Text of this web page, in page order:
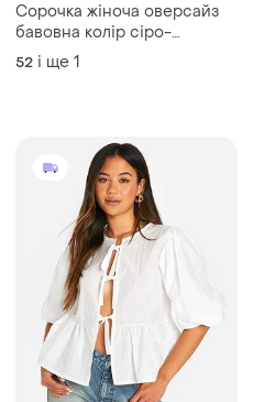
Сорочка жіноча оверсайз
бавовна колір сіро-
зелений хакі asos
52 і ще 1